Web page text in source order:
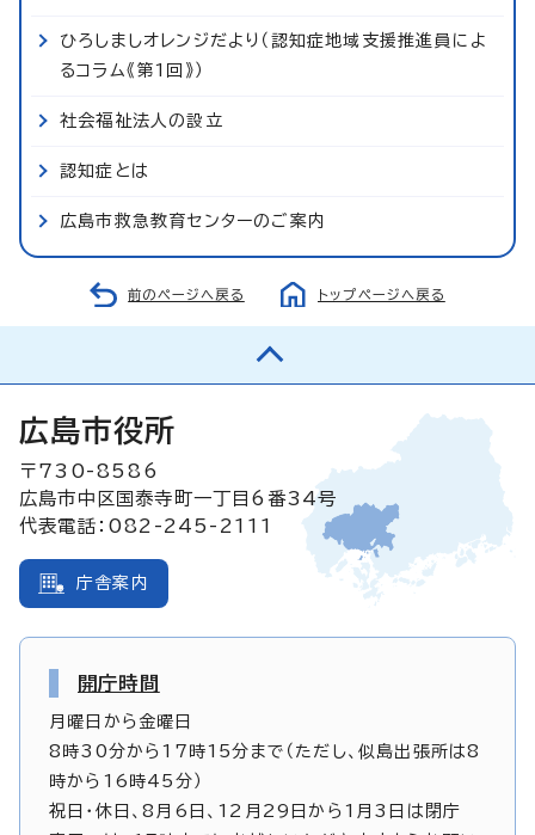
ひろしましオレンジだより（認知症地域支援推進員によ
るコラム《第1回》）
社会福祉法人の設立
認知症とは
広島市救急教育センターのご案内
前のページへ戻る トップページへ戻る
広島市役所
〒730-8586
広島市中区国泰寺町一丁目6番34号
代表電話：082-245-2111
庁舎案内
開庁時間
月曜日から金曜日
8時30分から17時15分まで（ただし、似島出張所は8
時から16時45分）
祝日・休日、8月6日、12月29日から1月3日は閉庁